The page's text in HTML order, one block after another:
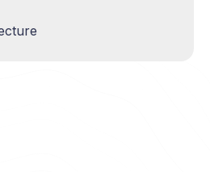
le budget selon vos
le compromis